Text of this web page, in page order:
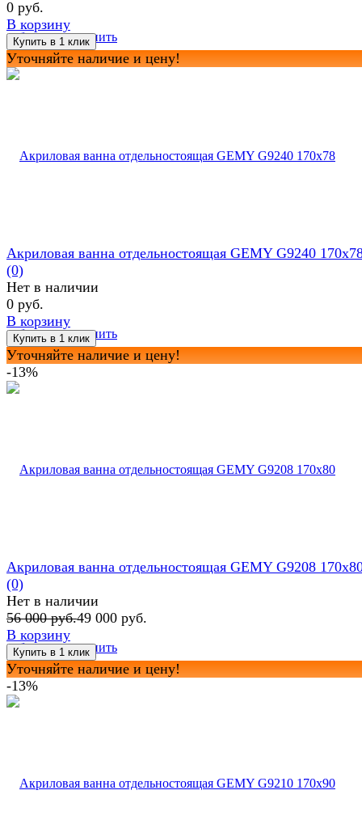
избранное сравнить
0 руб.
В корзину
Уточняйте наличие и цену!
избранное сравнить
Акриловая ванна отдельностоящая GEMY G9240
(0)
Нет в наличии
0 руб.
В корзину
Уточняйте наличие и цену!
-13%
избранное сравнить
Акриловая ванна отдельностоящая GEMY G9208
(0)
Нет в наличии
56 000 руб.49 000 руб.
В корзину
Уточняйте наличие и цену!
-13%